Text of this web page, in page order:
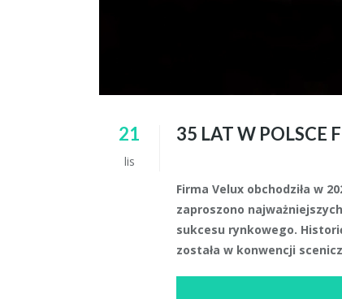
21
lis
35 LAT W POLSCE
Firma Velux obchodziła w
zaproszono
sukcesu rynkowego.
została w konwencji